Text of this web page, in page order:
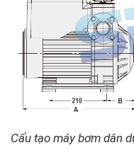
Cấu tạo máy bơm dân